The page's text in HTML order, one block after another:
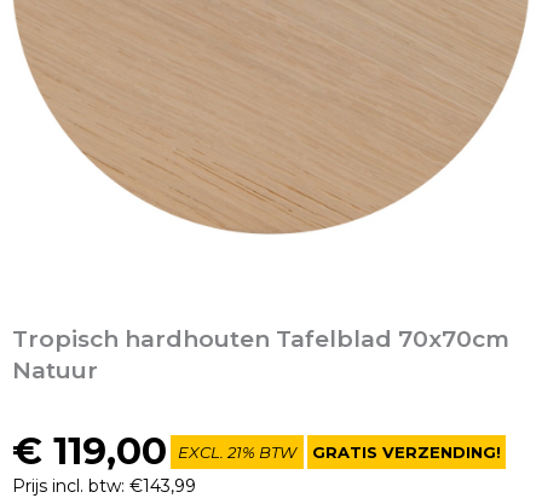
Tropisch hardhouten Tafelblad 70x70cm
Natuur
€ 119,00
Prijs incl. btw: €143,99
EXCL. 21% BTW GRATIS VERZENDING!